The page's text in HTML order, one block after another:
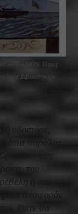
ΑΡΚΑΔΙΟΝ. Πηγή:
Βιβλιοθήκη)»
οδοιπόρε,
νότια παράλια
στις
του
ή στο
αναφοράς
Ούτε θα